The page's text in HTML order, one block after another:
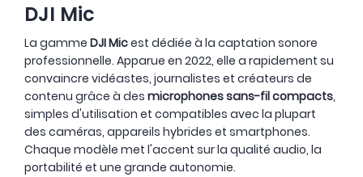
DJI Mic
La gamme DJI Micest dédiée à la captation sonore
professionnelle. Apparue en 2022, elle a rapidement su
convaincre vidéastes, journalistes et créateurs de
contenu grâce à des microphones sans-fil compacts,
simples d'utilisation et compatibles avec la plupart
des caméras, appareils hybrides et smartphones.
Chaque modèle met l'accent sur la qualité audio, la
portabilité et une grande autonomie.